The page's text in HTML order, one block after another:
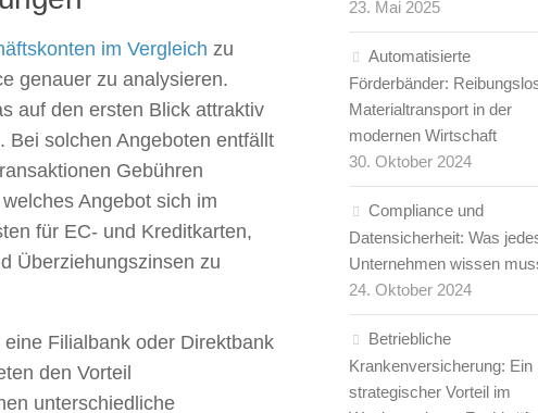
im Vergleich zu
genauer zu analysieren.
auf den ersten Blick attraktiv
Bei solchen Angeboten entfällt
Gebühren
Angebot sich im
für EC- und Kreditkarten,
Überziehungszinsen zu
Filialbank oder Direktbank
den Vorteil
unterschiedliche
23. Mai 2025
Automatisierte
Förderbänder:
Materialtransport in der
modernen Wirtschaft
30. Oktober 2024
Compliance und
Datensicherheit: Was
Unternehmen wissen
24. Oktober 2024
Betriebliche
Krankenversicherung: Ein
strategischer Vorteil im